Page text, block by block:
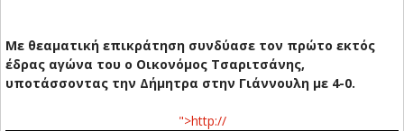
Με θεαματική επικράτηση συνδύασε τον πρώτο εκτός
έδρας αγώνα του ο Οικονόμος Τσαριτσάνης,
υποτάσσοντας την Δήμητρα στην Γιάννουλη με 4-0.
">http://